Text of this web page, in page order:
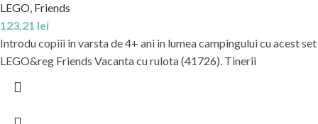
LEGO, Friends
123,21 lei
Introdu copiii in varsta de 4+ ani in lumea campingului cu acest set
LEGO&reg Friends Vacanta cu rulota (41726). Tinerii